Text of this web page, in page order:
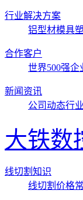
行业解决方案
铝型材模具
合作客户
世界500强企
新闻资讯
公司动态行
大铁数
线切割知识
线切割价格